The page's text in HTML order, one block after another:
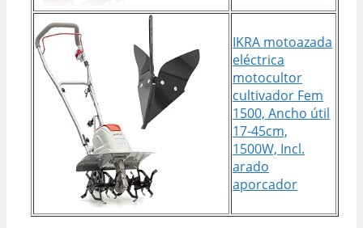
IKRA motoazada
eléctrica
motocultor
cultivador Fem
1500, Ancho útil
17-45cm,
1500W, Incl.
arado
aporcador